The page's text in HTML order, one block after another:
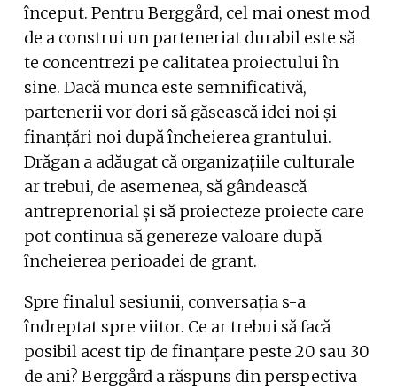
început. Pentru Berggård, cel mai onest mod
de a construi un parteneriat durabil este să
te concentrezi pe calitatea proiectului în
sine. Dacă munca este semnificativă,
partenerii vor dori să găsească idei noi și
finanțări noi după încheierea grantului.
Drăgan a adăugat că organizațiile culturale
ar trebui, de asemenea, să gândească
antreprenorial și să proiecteze proiecte care
pot continua să genereze valoare după
încheierea perioadei de grant.
Spre finalul sesiunii, conversația s-a
îndreptat spre viitor. Ce ar trebui să facă
posibil acest tip de finanțare peste 20 sau 30
de ani? Berggård a răspuns din perspectiva